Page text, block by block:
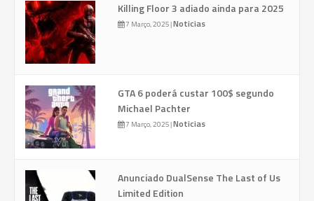
Killing Floor 3 adiado ainda para 2025
7 Março, 2025|Noticias
GTA 6 poderá custar 100$ segundo
Michael Pachter
7 Março, 2025|Noticias
Anunciado DualSense The Last of Us
Limited Edition